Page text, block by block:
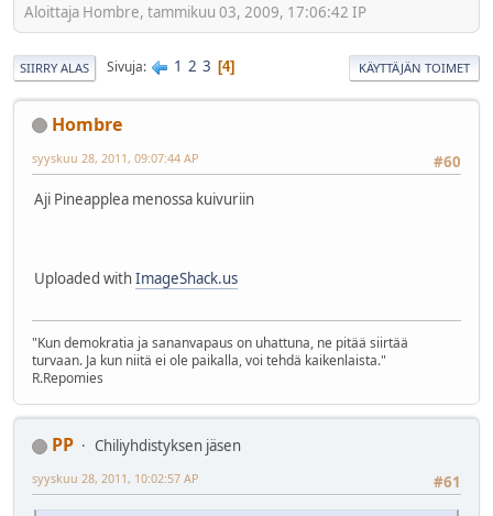
Aloittaja Hombre, tammikuu 03, 2009, 17:06:42 IP
SIIRRY ALAS Sivuja 1 2 3 4 KÄYTTÄJÄN TOIMET
Hombre
#60
syyskuu 28, 2011, 09:07:44 AP
Aji Pineapplea menossa kuivuriin
Uploaded withImageShack.us
"Kun demokratia ja sananvapaus on uhattuna, ne pitää siirtää
turvaan. Ja kun niitä ei ole paikalla, voi tehdä kaikenlaista."
R.Repomies
PP
Chiliyhdistyksen jäsen
#61
syyskuu 28, 2011, 10:02:57 AP